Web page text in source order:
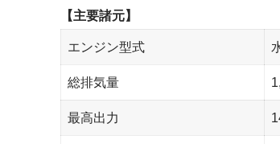
【主要諸元】
エンジン型式
総排気量
最高出力